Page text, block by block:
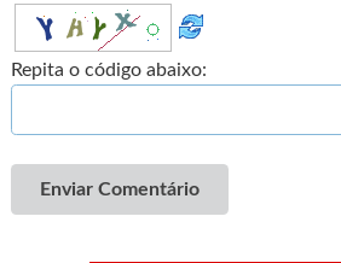
Repita o código abaixo:
Enviar Comentário